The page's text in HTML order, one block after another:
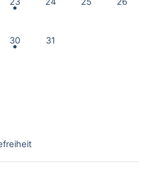
Juli 28. Juli
Mittwoch, 29. Juli
1 Termin, Donnerstag, 30. Juli
30 Keine Termine, Freitag,
31